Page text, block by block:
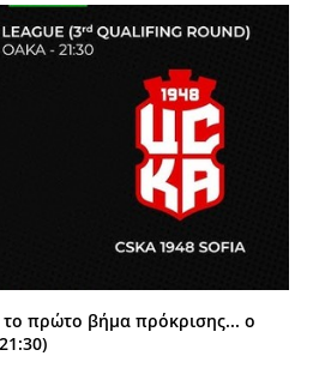
το πρώτο βήμα πρόκρισης... ο